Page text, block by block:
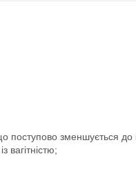
поступово зменшується до
вагітністю;